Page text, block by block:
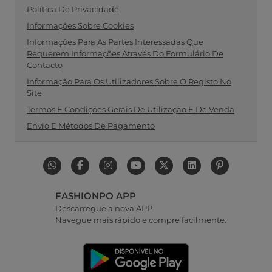
Política De Privacidade
Informações Sobre Cookies
Informações Para As Partes Interessadas Que
Requerem Informações Através Do Formulário De
Contacto
Informação Para Os Utilizadores Sobre O Registo No
Site
Termos E Condições Gerais De Utilização E De Venda
Envio E Métodos De Pagamento
FASHIONPO APP
Descarregue a nova APP
Navegue mais rápido e compre facilmente.